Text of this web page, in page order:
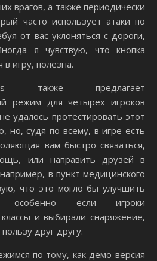
врагов, а также периодически
часто использует атаки по
от вас уклоняться с дороги,
я чувствую, что кнопка
игру, полезна.
также предлагает
режим для четырех игроков
удалось протестировать этот
но, судя по всему, в игре есть
вам быстро связаться,
или направить друзей в
в пункт медицинского
что это могло бы улучшить
особенно если игроки
и выбирали снаряжение,
друг другу.
по тому, как демо-версия